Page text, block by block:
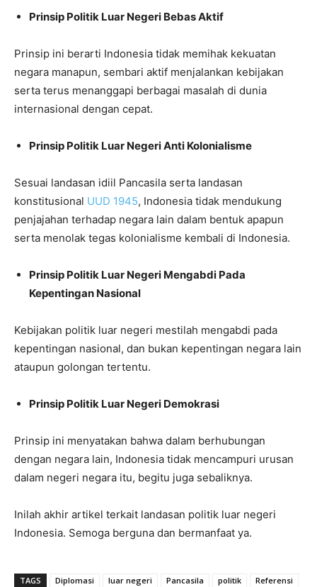
Prinsip Politik Luar Negeri Bebas Aktif
Prinsip ini berarti Indonesia tidak memihak kekuatan
negara manapun, sembari aktif menjalankan kebijakan
serta terus menanggapi berbagai masalah di dunia
internasional dengan cepat.
Prinsip Politik Luar Negeri Anti Kolonialisme
Sesuai landasan idiil Pancasila serta landasan
konstitusional UUD 1945, Indonesia tidak mendukung
penjajahan terhadap negara lain dalam bentuk apapun
serta menolak tegas kolonialisme kembali di Indonesia.
Prinsip Politik Luar Negeri Mengabdi Pada
Kepentingan Nasional
Kebijakan politik luar negeri mestilah mengabdi pada
kepentingan nasional, dan bukan kepentingan negara lain
ataupun golongan tertentu.
Prinsip Politik Luar Negeri Demokrasi
Prinsip ini menyatakan bahwa dalam berhubungan
dengan negara lain, Indonesia tidak mencampuri urusan
dalam negeri negara itu, begitu juga sebaliknya.
Inilah akhir artikel terkait landasan politik luar negeri
Indonesia. Semoga berguna dan bermanfaat ya.
TAGS Diplomasi luar negeri Pancasila politik Referensi